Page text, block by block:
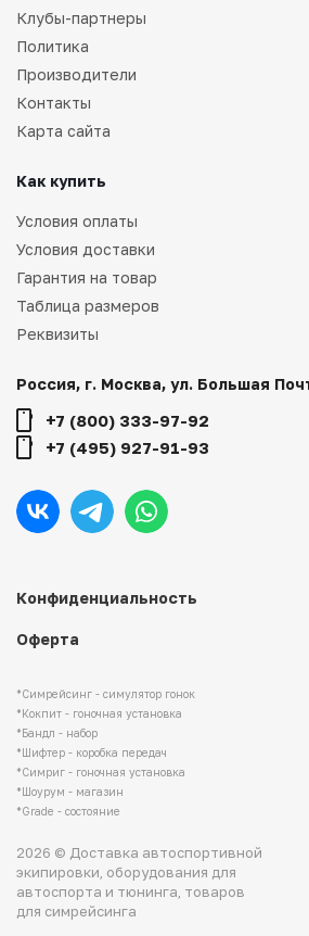
*Симрейсинг - симулятор гонок
*Кокпит - гоночная установка
*Бандл - набор
*Шифтер - коробка передач
*Симриг - гоночная установка
*Шоурум - магазин
*Grade - состояние
2026 © Доставка автоспортивной
экипировки, оборудования для
автоспорта и тюнинга, товаров
для симрейсинга
Конфиденциальность
Оферта
Клубы-партнеры
Политика
Производители
Контакты
Карта сайта
Как купить
Условия оплаты
Условия доставки
Гарантия на товар
Таблица размеров
Реквизиты
Россия, г. Москва, ул. Большая
+7 (800) 333-97-92
+7 (495) 927-91-93